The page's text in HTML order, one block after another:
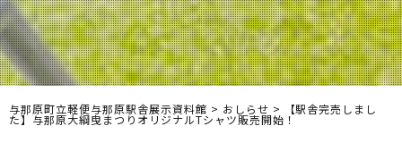
与那原町立軽便与那原駅舎展示資料館 > おしらせ > 【駅舎完売しまし
た】与那原大綱曳まつりオリジナルTシャツ販売開始！